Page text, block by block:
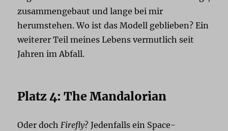
zusammengebaut und lange bei mir
herumstehen. Wo ist das Modell geblieben? Ein
weiterer Teil meines Lebens vermutlich seit
Jahren im Abfall.
Platz 4: The Mandalorian
Oder dochFirefly? Jedenfalls ein Space-